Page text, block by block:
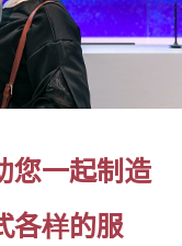
您一起制造
各样的服